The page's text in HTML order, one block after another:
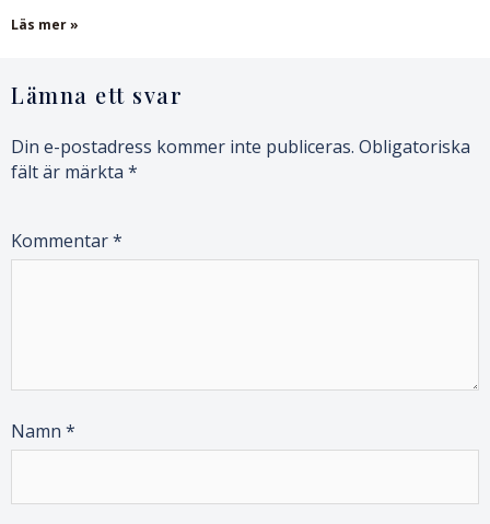
Läs mer »
Lämna ett svar
Din e-postadress kommer inte publiceras. Obligatoriska
fält är märkta *
Kommentar*
Namn *